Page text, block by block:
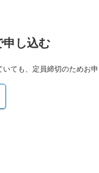
申し込む
ても、定員締切のためお